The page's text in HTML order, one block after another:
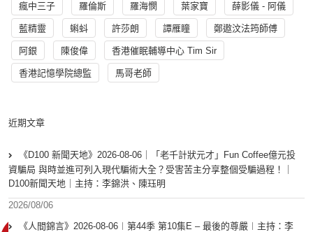
瘋中三子 羅倫斯 羅海憫 葉家寶 薛影儀 - 阿儀
藍精靈 蝌蚪 許莎朗 譚雁瞳 鄭遨汶法筠師傅
阿銀 陳俊偉 香港催眠輔導中心 Tim Sir
香港記憶學院總監 馬哥老師
近期文章
《D100 新聞天地》2026-08-06｜「老千計狀元才」Fun Coffee億元投
資騙局 與時並進可列入現代騙術大全？受害苦主分享整個受騙過程！｜
D100新聞天地｜主持：李錦洪、陳珏明
2026/08/06
《人間錦言》2026-08-06︱第44季 第10集E – 最後的尊嚴︱主持：李